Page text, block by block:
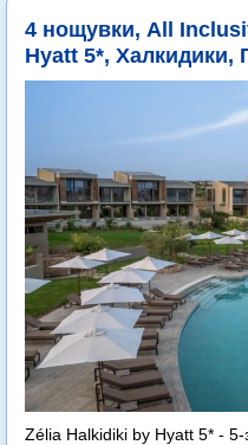
4 нощувки, All
Hyatt 5*, Халкидики,
Zélia Halkidiki by Hyatt 5* -